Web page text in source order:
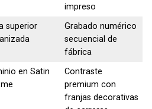
impreso
superior
Grabado numérico
secuencial de
fábrica
en Satin
Contraste
premium con
franjas decorativas